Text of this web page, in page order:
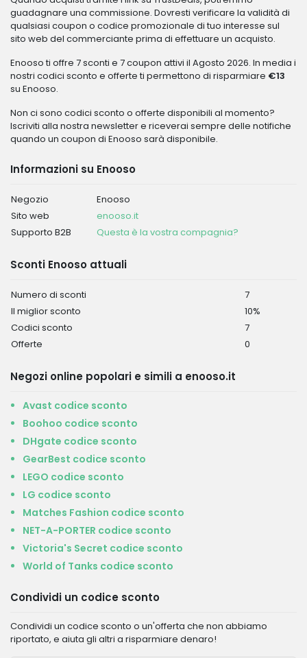
guadagnare una commissione. Dovresti verificare la validità di
qualsiasi coupon o codice promozionale di tuo interesse sul
sito web del commerciante prima di effettuare un acquisto.
Enooso ti offre 7 sconti e 7 coupon attivi il Agosto 2026. In media i
nostri codici sconto e offerte ti permettono di risparmiare €13
su Enooso.
Non ci sono codici sconto o offerte disponibili al momento?
Iscriviti alla nostra newsletter e riceverai sempre delle notifiche
quando un coupon di Enooso sarà disponibile.
Informazioni su Enooso
Negozio
Enooso
Sito web
enooso.it
Supporto B2B
Questa è la vostra compagnia?
Sconti Enooso attuali
Numero di sconti
7
Il miglior sconto
10%
Codici sconto
7
Offerte
0
Negozi online popolari e simili a enooso.it
Avast codice sconto
Boohoo codice sconto
DHgate codice sconto
GearBest codice sconto
LEGO codice sconto
LG codice sconto
Matches Fashion codice sconto
NET-A-PORTER codice sconto
Victoria's Secret codice sconto
World of Tanks codice sconto
Condividi un codice sconto
Condividi un codice sconto o un'offerta che non abbiamo
riportato, e aiuta gli altri a risparmiare denaro!